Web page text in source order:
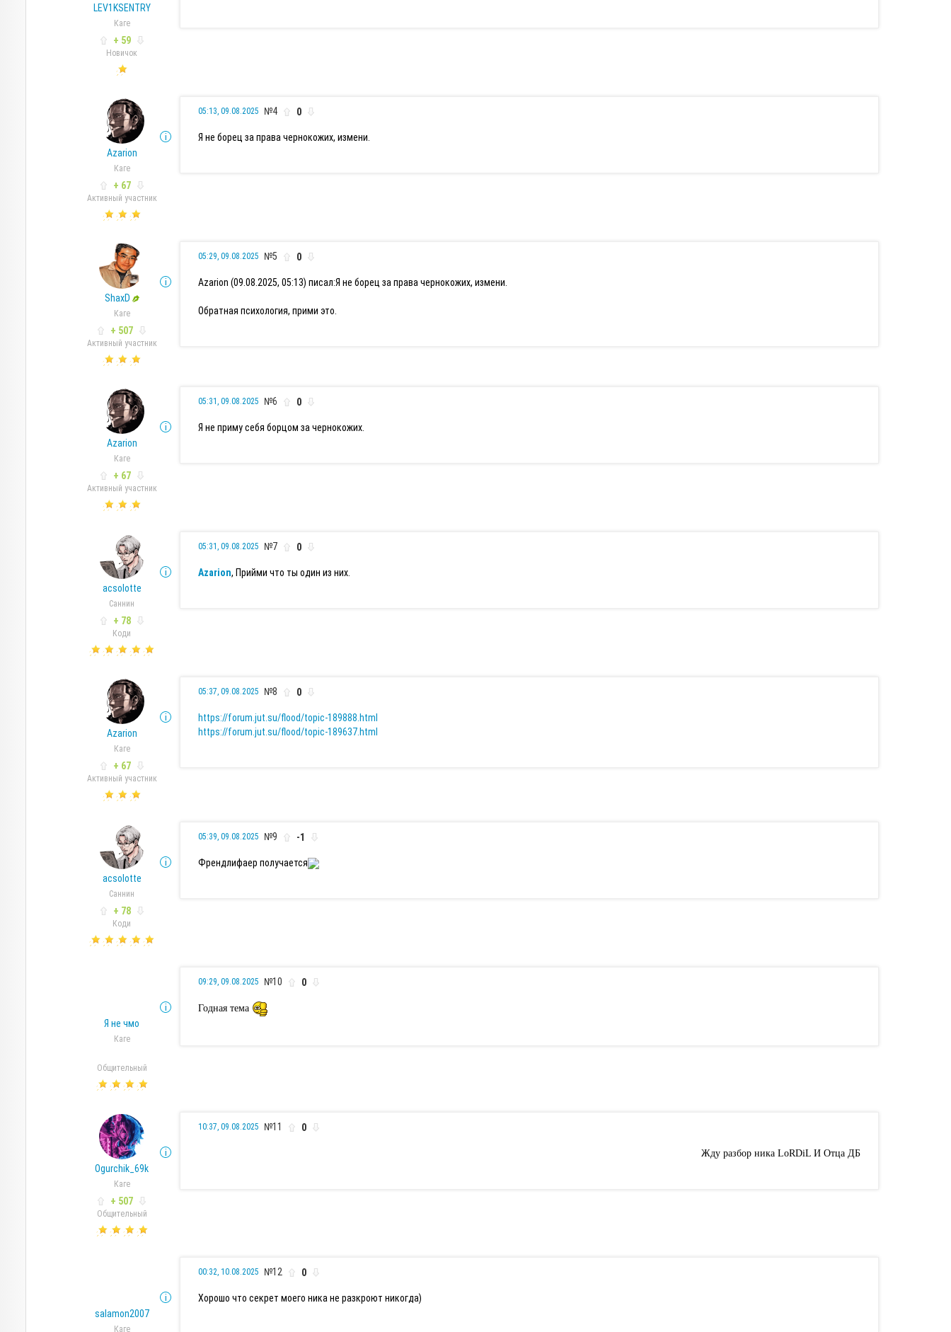
LEV1KSENTRY
Каге
+ 59
Новичок
Azarion
Каге
+ 67
Активный участник
05:13, 09.08.2025 №4 0
Я не борец за права чернокожих, измени.
ShaxD
Каге
+ 507
Активный участник
05:29, 09.08.2025 №5 0
Azarion (09.08.2025, 05:13) писал:Я не борец за права чернокожих, измени.
Обратная психология, прими это.
Azarion
Каге
+ 67
Активный участник
05:31, 09.08.2025 №6 0
Я не приму себя борцом за чернокожих.
acsolotte
Саннин
+ 78
Коди
05:31, 09.08.2025 №7 0
Azarion, Прийми что ты один из них.
Azarion
Каге
+ 67
Активный участник
05:37, 09.08.2025 №8 0
https://forum.jut.su/flood/topic-189888.html
https://forum.jut.su/flood/topic-189637.html
acsolotte
Саннин
+ 78
Коди
05:39, 09.08.2025 №9 -1
Френдлифаер получается
Я не чмо
Каге
Общительный
09:29, 09.08.2025 №10 0
Годная тема
Ogurchik_69k
Каге
+ 507
Общительный
10:37, 09.08.2025 №11 0
Жду разбор ника LoRDiL И Отца ДБ
salamon2007
Каге
00:32, 10.08.2025 №12 0
Хорошо что секрет моего ника не разкроют никогда)